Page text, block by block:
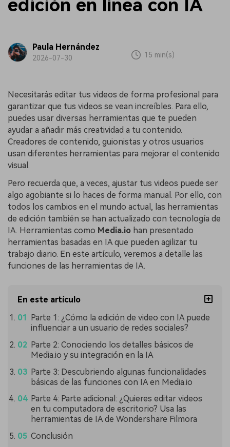
edición en línea con IA
Paula Hernández
2026-07-30 15 min(s)
Necesitarás editar tus videos de forma profesional para
garantizar que tus videos se vean increíbles. Para ello,
puedes usar diversas herramientas que te pueden
ayudar a añadir más creatividad a tu contenido.
Creadores de contenido, guionistas y otros usuarios
usan diferentes herramientas para mejorar el contenido
visual.
Pero recuerda que, a veces, ajustar tus videos puede ser
algo agobiante si lo haces de forma manual. Por ello, con
todos los cambios en el mundo actual, las herramientas
de edición también se han actualizado con tecnología de
IA. Herramientas como Media.io han presentado
herramientas basadas en IA que pueden agilizar tu
trabajo diario. En este artículo, veremos a detalle las
funciones de las herramientas de IA.
En este artículo
Parte 1: ¿Cómo la edición de video con IA puede
influenciar a un usuario de redes sociales?
Parte 2: Conociendo los detalles básicos de
Media.io y su integración en la IA
Parte 3: Descubriendo algunas funcionalidades
básicas de las funciones con IA en Media.io
Parte 4: Parte adicional: ¿Quieres editar videos
en tu computadora de escritorio? Usa las
herramientas de IA de Wondershare Filmora
Conclusión